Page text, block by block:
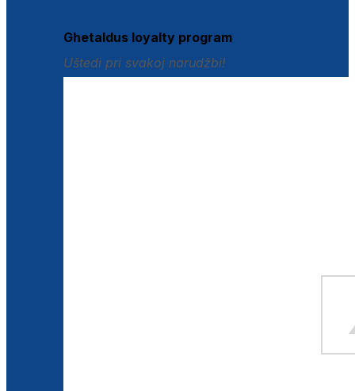
Ghetaldus loyalty program
Uštedi pri svakoj narudžbi!